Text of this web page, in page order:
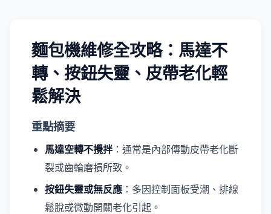
麵包機維修全攻略：馬達不
轉、按鈕失靈、皮帶老化輕
鬆解決
重點摘要
馬達空轉不攪拌 ：通常是內部傳動皮帶老化斷
裂或齒輪磨損所致。
按鈕失靈或無反應 ：多因控制面板受潮、排線
鬆脫或微動開關老化引起。